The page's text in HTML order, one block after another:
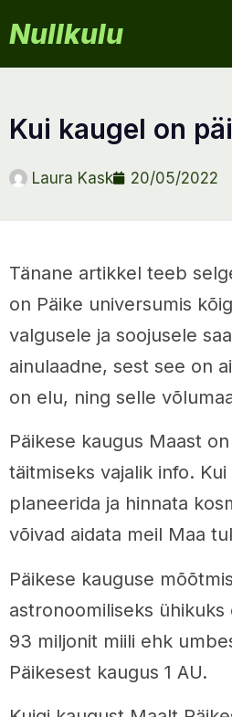
Nullkulu
kui kaugel on
Laura Kask 20/05/2022
Tänane artikkel teeb
on Päike universumis
valgusele ja soojusele
ainulaadne, sest see on
on elu, ning selle
Päikese kaugus Maast
täitmiseks vajalik info.
planeerida ja hinnata
võivad aidata meil Maa
Päikese kauguse
astronoomiliseks
93 miljonit miili ehk
Päikesest kaugus 1 AU.